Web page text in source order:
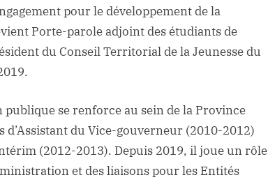
pour le développement de la
Porte-parole adjoint des étudiants de
du Conseil Territorial de la Jeunesse du
se renforce au sein de la Province
d’Assistant du Vice-gouverneur (2010-2012)
(2012-2013). Depuis 2019, il joue un rôle
et des liaisons pour les Entités